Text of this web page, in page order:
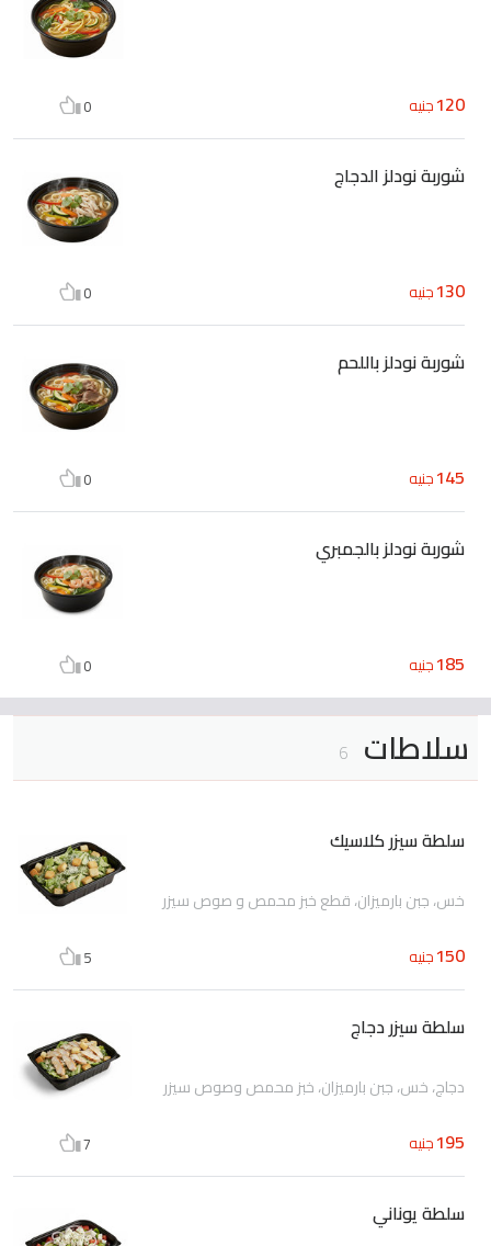
120جنيه 0
شوربة نودلز الدجاج
130جنيه 0
شوربة نودلز باللحم
145جنيه 0
شوربة نودلز بالجمبري
185جنيه 0
سلاطات 6
سلطة سيزر كلاسيك
خس، جبن بارميزان، قطع خبز محمص و صوص سيزر
150جنيه 5
سلطة سيزر دجاج
دجاج، خس، جبن بارميزان، خبز محمص وصوص سيزر
195جنيه 7
سلطة يوناني